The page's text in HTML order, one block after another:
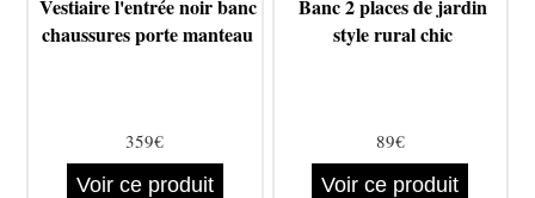
Vestiaire l'entrée noir banc
chaussures porte manteau
359€
Voir ce produit
Banc 2 places de jardin
style rural chic
89€
Voir ce produit